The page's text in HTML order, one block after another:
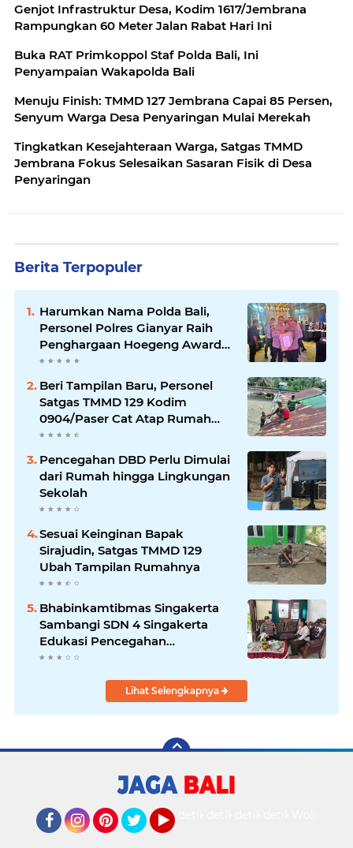
Genjot Infrastruktur Desa, Kodim 1617/Jembrana
Rampungkan 60 Meter Jalan Rabat Hari Ini
Buka RAT Primkoppol Staf Polda Bali, Ini
Penyampaian Wakapolda Bali
Menuju Finish: TMMD 127 Jembrana Capai 85 Persen,
Senyum Warga Desa Penyaringan Mulai Merekah
Tingkatkan Kesejahteraan Warga, Satgas TMMD
Jembrana Fokus Selesaikan Sasaran Fisik di Desa
Penyaringan
Berita Terpopuler
Harumkan Nama Polda Bali,
Personel Polres Gianyar Raih
Penghargaan Hoegeng Awards
2026
Beri Tampilan Baru, Personel
Satgas TMMD 129 Kodim
0904/Paser Cat Atap Rumah
Marbot
Pencegahan DBD Perlu Dimulai
dari Rumah hingga Lingkungan
Sekolah
Sesuai Keinginan Bapak
Sirajudin, Satgas TMMD 129
Ubah Tampilan Rumahnya
Bhabinkamtibmas Singakerta
Sambangi SDN 4 Singakerta
Edukasi Pencegahan
Penculikan Anak
Lihat Selengkapnya